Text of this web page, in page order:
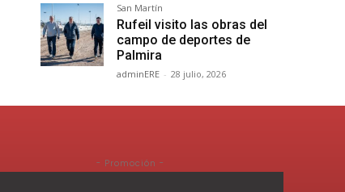
San Martín
Rufeil visito las obras del
campo de deportes de
Palmira
adminERE - 28 julio, 2026
- Promoción -